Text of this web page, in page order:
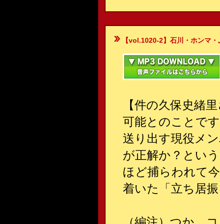
【vol.1020-2】石川・ホンマ・
【件の久保史緒
可能とのことで
送り出す現役メ
が正解か？とい
ほど捕らわれて
着いた「立ち居